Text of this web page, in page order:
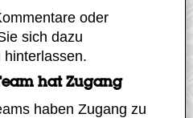
oder
sich dazu
hat Zugang
haben Zugang zu